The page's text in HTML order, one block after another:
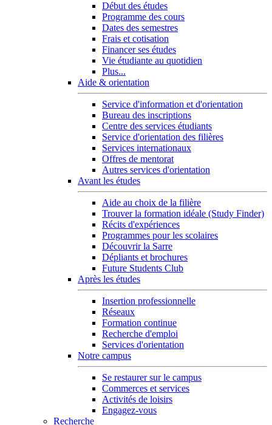
Début des études
Programme des cours
Dates des semestres
Frais et cotisation
Financer ses études
Vie étudiante au quotidien
Plus...
Aide & orientation
Service d'information et d'orientation
Bureau des inscriptions
Centre des services étudiants
Service d'orientation des filières
Services internationaux
Offres de mentorat
Autres services d'orientation
Avant les études
Aide au choix de la filière
Trouver la formation idéale (Study Finder)
Récits d'expériences
Programmes pour les scolaires
Découvrir la Sarre
Dépliants et brochures
Future Students Club
Après les études
Insertion professionnelle
Réseaux
Formation continue
Recherche d'emploi
Services d'orientation
Notre campus
Se restaurer sur le campus
Commerces et services
Activités de loisirs
Engagez-vous
Recherche